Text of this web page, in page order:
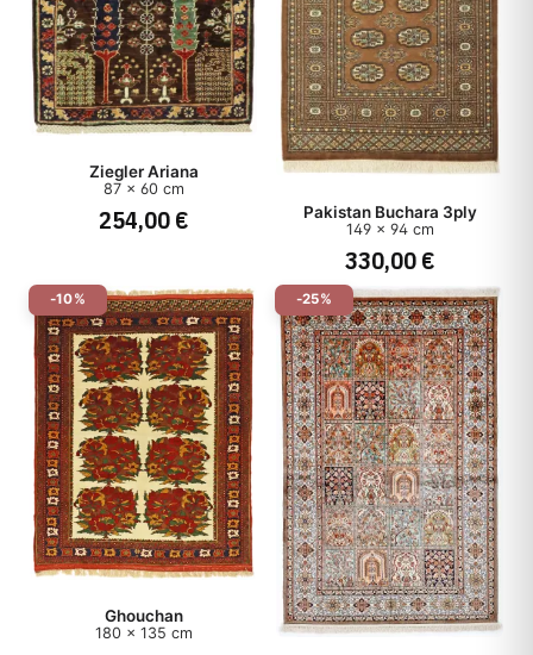
Ziegler Ariana
87 x 60 cm
254,00 € Pakistan Buchara 3ply
149 x 94 cm
330,00 €
-10%
Ghouchan
180 x 135 cm
-25%